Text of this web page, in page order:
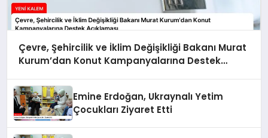
Çevre, Şehircilik ve İklim Değişikliği Bakanı Murat
Kurum’dan Konut Kampanyalarına Destek
Emine Erdoğan, Ukraynalı Yetim
Çocukları Ziyaret Etti